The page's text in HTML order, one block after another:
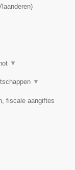
)
▼
▼
fiscale aangiftes